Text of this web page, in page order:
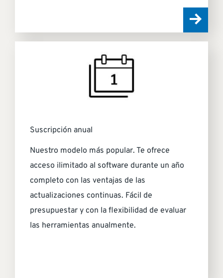
Suscripción anual
Nuestro modelo más popular. Te ofrece
acceso ilimitado al software durante un año
completo con las ventajas de las
actualizaciones continuas. Fácil de
presupuestar y con la flexibilidad de evaluar
las herramientas anualmente.